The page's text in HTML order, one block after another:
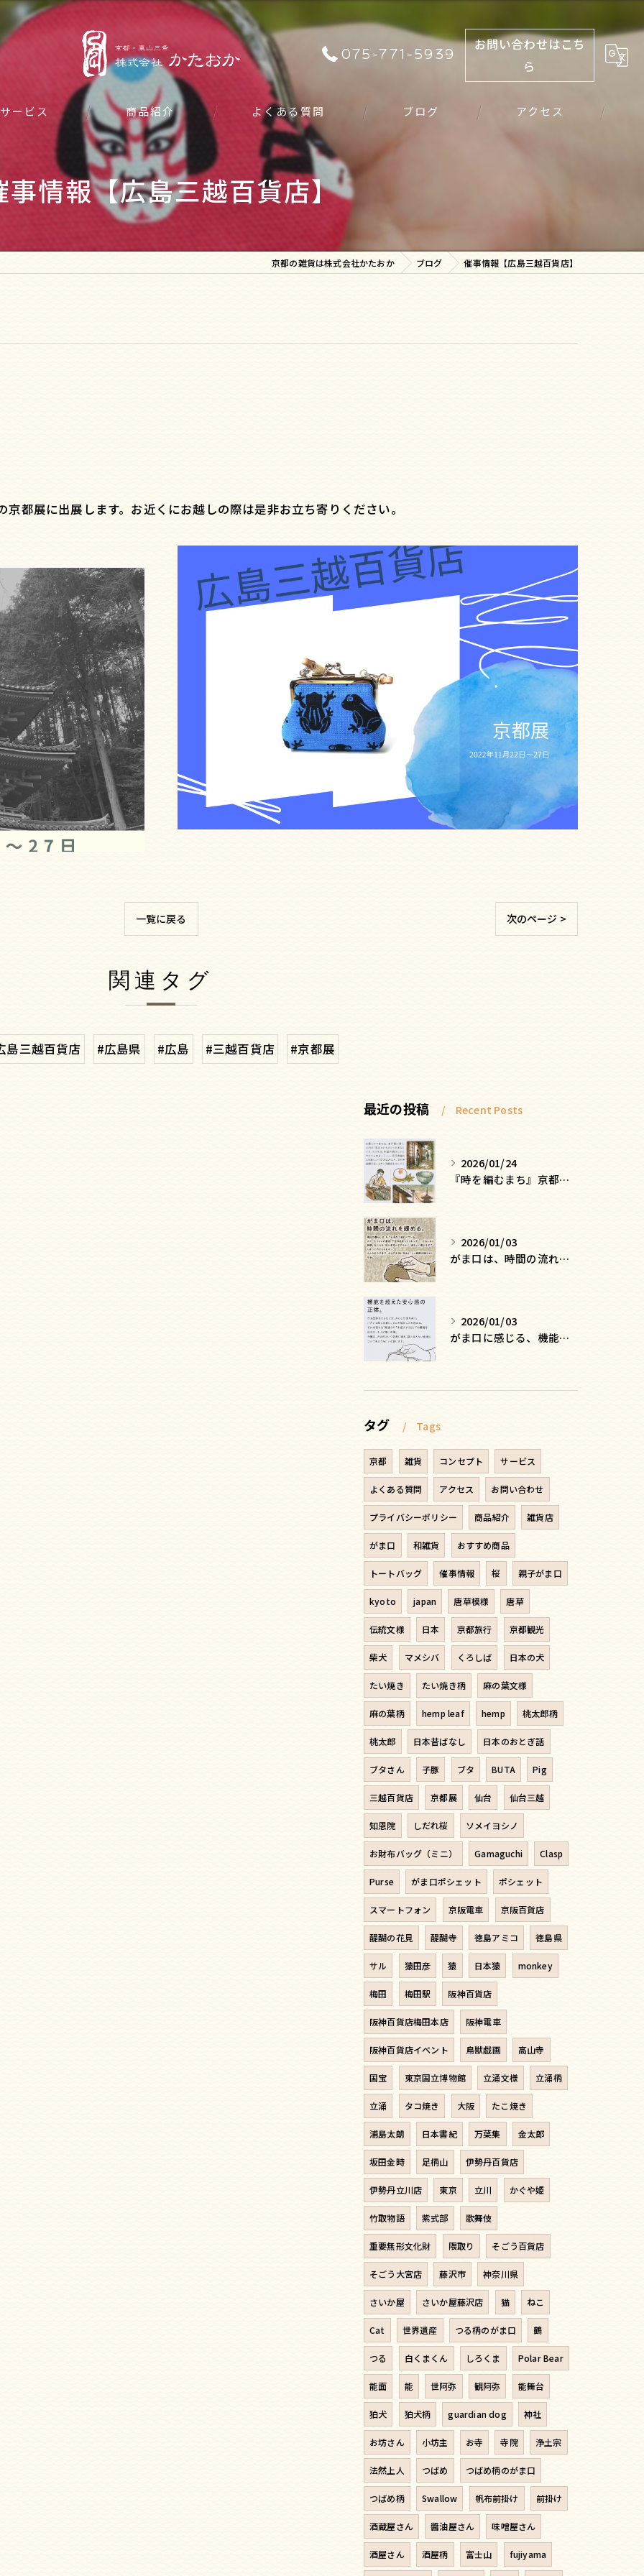
075-771-5939
お問い合わせはこち
ら
サービス 商品紹介 よくある質問 ブログ アクセス
事情報【広島三越百貨店】
京都の雑貨は株式会社かたおか ブログ 催事情報【広島三越百貨店】
都展に出展します。お近くにお越しの際は是非お立ち寄りください。
一覧に戻る 次のページ >
関連タグ
島三越百貨店 #広島県 #広島 #三越百貨店 #京都展
最近の投稿 Recent Posts
2026/01/24
『時を編むまち』京都ー日常にひそむ、静かな贅沢
2026/01/03
がま口は、時間の流れを緩める
2026/01/03
がま口に感じる、機能を超えた安心感の正体
タグ Tags
京都 雑貨 コンセプト サービス
よくある質問 アクセス お問い合わせ
プライバシーポリシー 商品紹介 雑貨店
がま口 和雑貨 おすすめ商品
トートバッグ 催事情報 桜 親子がま口
kyoto japan 唐草模様 唐草
伝統文様 日本 京都旅行 京都観光
柴犬 マメシバ くろしば 日本の犬
たい焼き たい焼き柄 麻の葉文様
麻の葉柄 hemp leaf hemp 桃太郎柄
桃太郎 日本昔ばなし 日本のおとぎ話
ブタさん 子豚 ブタ BUTA Pig
三越百貨店 京都展 仙台 仙台三越
知恩院 しだれ桜 ソメイヨシノ
お財布バッグ（ミニ） Gamaguchi Clasp
Purse がま口ポシェット ポシェット
スマートフォン 京阪電車 京阪百貨店
醍醐の花見 醍醐寺 徳島アミコ 徳島県
サル 猿田彦 猿 日本猿 monkey
梅田 梅田駅 阪神百貨店
阪神百貨店梅田本店 阪神電車
阪神百貨店イベント 鳥獣戯画 高山寺
国宝 東京国立博物館 立涌文様 立涌柄
立涌 タコ焼き 大阪 たこ焼き
浦島太朗 日本書紀 万葉集 金太郎
坂田金時 足柄山 伊勢丹百貨店
伊勢丹立川店 東京 立川 かぐや姫
竹取物語 紫式部 歌舞伎
重要無形文化財 隈取り そごう百貨店
そごう大宮店 藤沢市 神奈川県
さいか屋 さいか屋藤沢店 猫 ねこ
Cat 世界遺産 つる柄のがま口 鶴
つる 白くまくん しろくま Polar Bear
能面 能 世阿弥 観阿弥 能舞台
狛犬 狛犬柄 guardian dog 神社
お坊さん 小坊主 お寺 寺院 浄土宗
法然上人 つばめ つばめ柄のがま口
つばめ柄 Swallow 帆布前掛け 前掛け
酒蔵屋さん 醬油屋さん 味噌屋さん
酒屋さん 酒屋柄 富士山 fujiyama